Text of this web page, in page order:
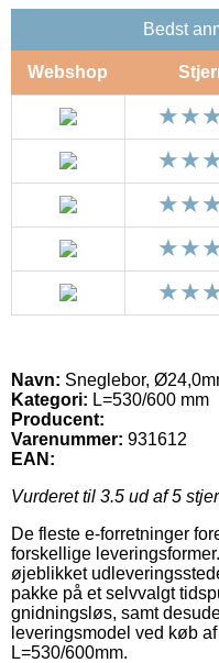
Bedst
Webshop
Navn: Sneglebor,
Kategori: L=530/600 mm
Producent:
Varenummer: 931612
EAN:
Vurderet til 3.5 ud af 5
De fleste e-forretninger
forskellige
øjeblikket
pakke på et selvvalgt
gnidningsløs, samt
leveringsmodel ved køb
L=530/600mm.